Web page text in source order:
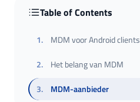
Table of Contents
1.
MDM voor Android clients
2.
Het belang van MDM
3. MDM-aanbieder